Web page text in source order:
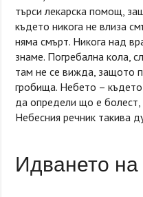
търси лекарска помощ,
където никога не влиза
няма смърт. Никога над
знаме. Погребална кола,
там не се вижда, защото
гробища. Небето –
да определи що е
Небесния речник такива
Идването на